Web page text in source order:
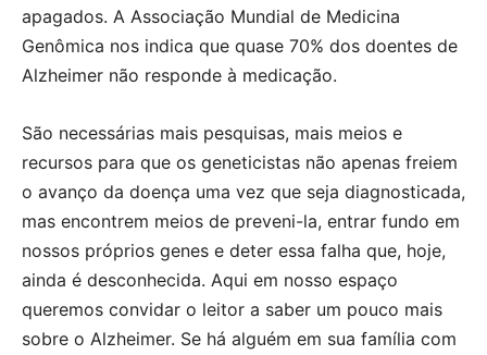
apagados. A Associação Mundial de Medicina
Genômica nos indica que quase 70% dos doentes de
Alzheimer não responde à medicação.
São necessárias mais pesquisas, mais meios e
recursos para que os geneticistas não apenas freiem
o avanço da doença uma vez que seja diagnosticada,
mas encontrem meios de preveni-la, entrar fundo em
nossos próprios genes e deter essa falha que, hoje,
ainda é desconhecida. Aqui em nosso espaço
queremos convidar o leitor a saber um pouco mais
sobre o Alzheimer. Se há alguém em sua família com